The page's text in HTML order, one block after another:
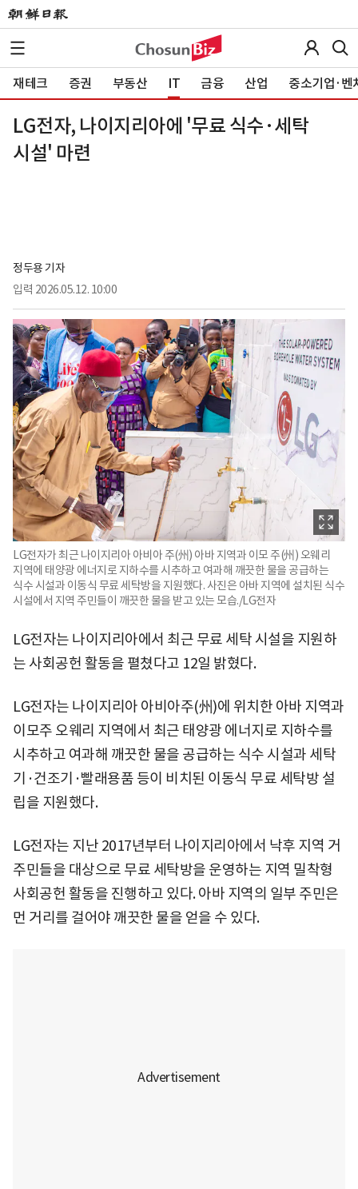
재테크 증권 부동산 IT 금융 산업 중소기업·벤
LG전자, 나이지리아에 '무료 식수·세탁
시설' 마련
정두용 기자
입력 2026.05.12. 10:00
LG전자가 최근 나이지리아 아비아 주(州) 아바 지역과 이모 주(州) 오웨리
지역에 태양광 에너지로 지하수를 시추하고 여과해 깨끗한 물을 공급하는
식수 시설과 이동식 무료 세탁방을 지원했다. 사진은 아바 지역에 설치된 식수
시설에서 지역 주민들이 깨끗한 물을 받고 있는 모습./LG전자
LG전자는 나이지리아에서 최근 무료 세탁 시설을 지원하
는 사회공헌 활동을 펼쳤다고 12일 밝혔다.
LG전자는 나이지리아 아비아주(州)에 위치한 아바 지역과
이모주 오웨리 지역에서 최근 태양광 에너지로 지하수를
시추하고 여과해 깨끗한 물을 공급하는 식수 시설과 세탁
기·건조기·빨래용품 등이 비치된 이동식 무료 세탁방 설
립을 지원했다.
LG전자는 지난 2017년부터 나이지리아에서 낙후 지역 거
주민들을 대상으로 무료 세탁방을 운영하는 지역 밀착형
사회공헌 활동을 진행하고 있다. 아바 지역의 일부 주민은
먼 거리를 걸어야 깨끗한 물을 얻을 수 있다.